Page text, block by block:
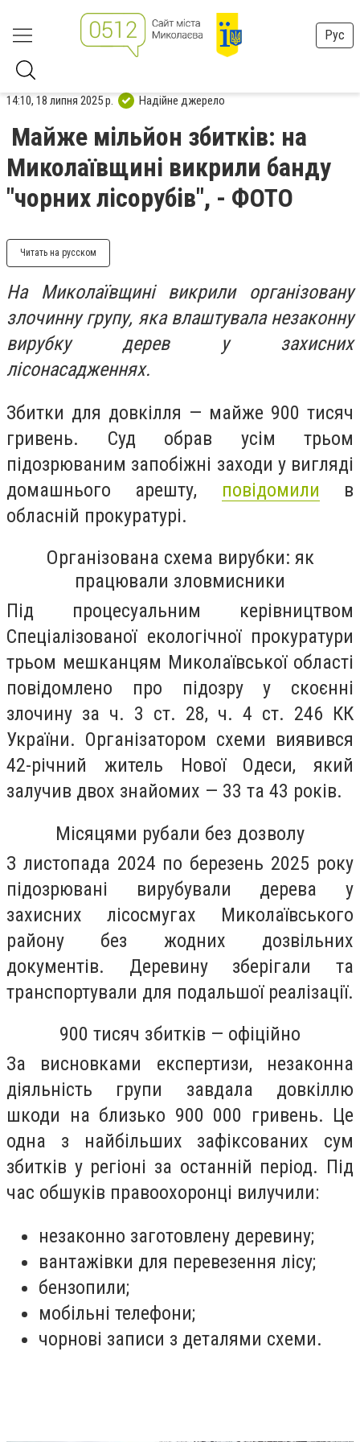
Рус
14:10, 18 липня 2025 р. Надійне джерело
Майже мільйон збитків: на
Миколаївщині викрили банду
"чорних лісорубів", - ФОТО
Читать на русском
На Миколаївщині викрили організовану
злочинну групу, яка влаштувала незаконну
вирубку дерев у захисних
лісонасадженнях.
Збитки для довкілля — майже 900 тисяч
гривень. Суд обрав усім трьом
підозрюваним запобіжні заходи у вигляді
домашнього арешту, повідомили в
обласній прокуратурі.
Організована схема вирубки: як
працювали зловмисники
Під процесуальним керівництвом
Спеціалізованої екологічної прокуратури
трьом мешканцям Миколаївської області
повідомлено про підозру у скоєнні
злочину за ч. 3 ст. 28, ч. 4 ст. 246 КК
України. Організатором схеми виявився
42-річний житель Нової Одеси, який
залучив двох знайомих — 33 та 43 років.
Місяцями рубали без дозволу
З листопада 2024 по березень 2025 року
підозрювані вирубували дерева у
захисних лісосмугах Миколаївського
району без жодних дозвільних
документів. Деревину зберігали та
транспортували для подальшої реалізації.
900 тисяч збитків — офіційно
За висновками експертизи, незаконна
діяльність групи завдала довкіллю
шкоди на близько 900 000 гривень. Це
одна з найбільших зафіксованих сум
збитків у регіоні за останній період. Під
час обшуків правоохоронці вилучили:
незаконно заготовлену деревину;
вантажівки для перевезення лісу;
бензопили;
мобільні телефони;
чорнові записи з деталями схеми.